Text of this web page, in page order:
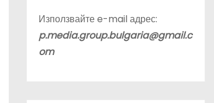
Използвайте e-mail адрес:
p.media.group.bulgaria@gmail.c
om